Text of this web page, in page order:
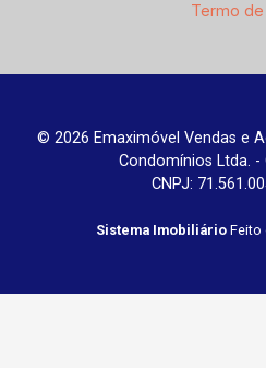
Termo
© 2026 Emaximóvel Vendas e
Condomínios Ltda. -
CNPJ:
Sistema Imobiliário Feito